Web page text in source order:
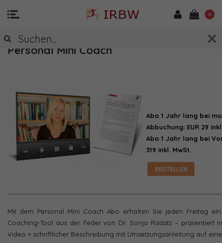
0
Personal Mini Coach
Abo 1 Jahr lang bei
Abbuchung: EUR 29
Abo 1 Jahr lang bei
319 inkl. MwSt.
Mit dem Personal Mini Coach Abo erhalten Sie jeden Freitag
Coaching-Tool aus der Feder von Dr. Sonja Radatz – präsentiert
Video + schriftlicher Beschreibung mit Umsetzungsanleitung auf